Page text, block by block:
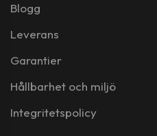
Blogg
Leverans
Garantier
Hållbarhet och miljö
Integritetspolicy